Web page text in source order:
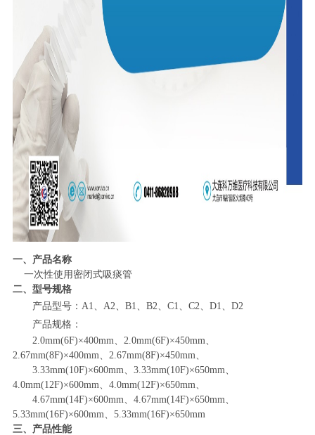
一、 产品名称
一次性使用密闭式吸痰管
二、 型号规格
产品型号： A1、 A2、 B1、 B2、 C1、 C2、 D1、 D2
产品规格：
2.0mm(6F)×400mm、 2.0mm(6F)×450mm、
2.67mm(8F)×400mm、 2.67mm(8F)×450mm、
3.33mm(10F)×600mm、 3.33mm(10F)×650mm、
4.0mm(12F)×600mm、 4.0mm(12F)×650mm、
4.67mm(14F)×600mm、 4.67mm(14F)×650mm、
5.33mm(16F)×600mm、 5.33mm(16F)×650mm
三、 产品性能